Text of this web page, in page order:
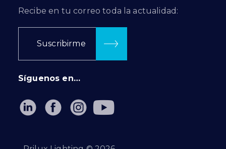
Recibe en tu correo toda la actualidad:
Suscribirme
Síguenos en…